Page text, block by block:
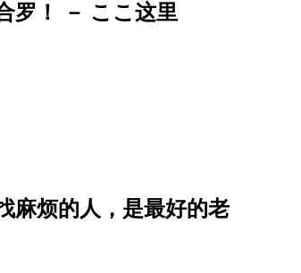
罗！ － ここ这里
麻烦的人，是最好的老